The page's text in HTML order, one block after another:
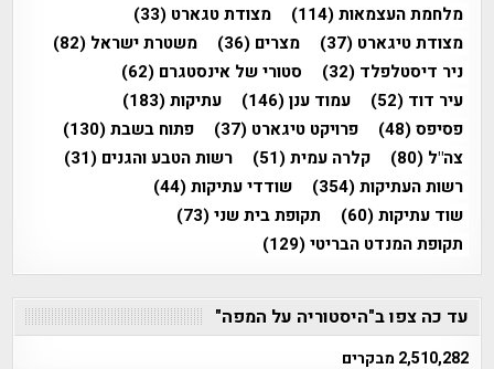
מלחמת העצמאות(114) מצודת טגארט (33)
מצודת טיגארט (37) מצרים (36) משטרת ישראל (82)
ניר דיסטלפלד (32) סטורי של אינסטגרם (62)
עיר דוד (52) עמוד ענן(146) עתיקות(183)
פסיפס(48) פרויקט טיגארט (37) פתוח בשבת(130)
צה"ל (80) קלרה עמית(51) רשות הטבע והגנים (31)
רשות העתיקות(354) שודדי עתיקות(44)
שוד עתיקות(60) תקופת בית שני(73)
תקופת המנדט הבריטי(129)
עד כה צפו ב"היסטוריה על המפה"
2,510,282 מבקרים